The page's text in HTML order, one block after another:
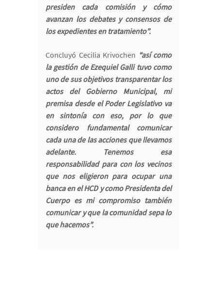
presiden cada comisión y cómo
avanzan los debates y consensos de
los expedientes en tratamiento”.
Concluyó Cecilia Krivochen “así como
la gestión de Ezequiel Galli tuvo como
uno de sus objetivos transparentar los
actos del Gobierno Municipal, mi
premisa desde el Poder Legislativo va
en sintonía con eso, por lo que
considero fundamental comunicar
cada una de las acciones que llevamos
adelante. Tenemos esa
responsabilidad para con los vecinos
que nos eligieron para ocupar una
banca en el HCD y como Presidenta del
Cuerpo es mi compromiso también
comunicar y que la comunidad sepa lo
que hacemos”.